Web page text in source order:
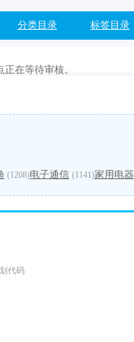
分类目录 标签目录
正在等待审核。
(1208)电子通信 (1141)家用电器
代码